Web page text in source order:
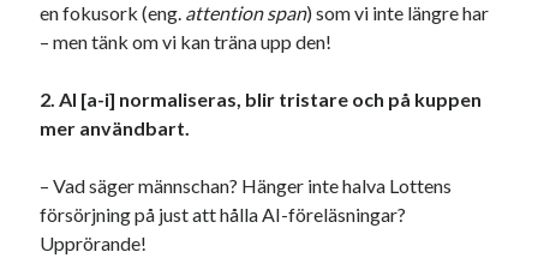
en fokusork (eng. attention span) som vi inte längre har
– men tänk om vi kan träna upp den!
2. AI [a-i] normaliseras, blir tristare och på kuppen
mer användbart.
– Vad säger männschan? Hänger inte halva Lottens
försörjning på just att hålla AI-föreläsningar?
Upprörande!